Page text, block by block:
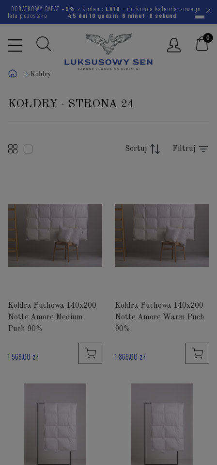
DODATKOWY RABAT -5% z kodem: LATO - do końca kalendarzowego
lata pozostało
45 dni 10 godzin 6 minut 7 sekund
Kołdry
KOŁDRY - STRONA 24
Sortuj Filtruj
Kołdra Puchowa 140x200
Notte Amore Medium
Puch 90%
1 569,00 zł
Kołdra Puchowa 140x200
Notte Amore Warm Puch
90%
1 869,00 zł